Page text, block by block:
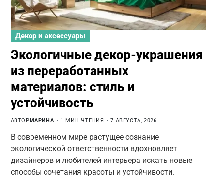
Декор и аксессуары
Экологичные декор-украшения
из переработанных
материалов: стиль и
устойчивость
АВТОРМАРИНА 1 МИН ЧТЕНИЯ 7 АВГУСТА, 2026
В современном мире растущее сознание
экологической ответственности вдохновляет
дизайнеров и любителей интерьера искать новые
способы сочетания красоты и устойчивости.